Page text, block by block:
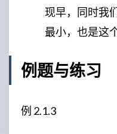
现早，同时我
最小，也是这
例题与练习
例 2.1.3